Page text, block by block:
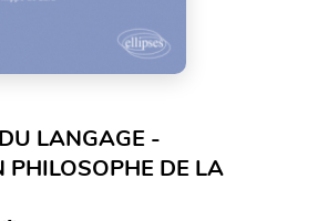
LANGAGE -
PHILOSOPHE DE LA